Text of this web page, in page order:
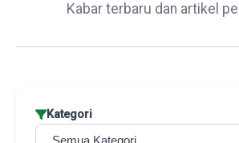
Kabar terbaru dan artikel
Kategori